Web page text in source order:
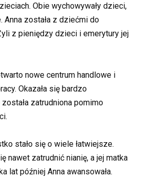
Obie wychowywały dzieci,
Anna została z dziećmi do
z pieniędzy dzieci i emerytury jej
nowe centrum handlowe i
Okazała się bardzo
zatrudniona pomimo
stało się o wiele łatwiejsze.
nawet zatrudnić nianię, a jej matka
lat później Anna awansowała.